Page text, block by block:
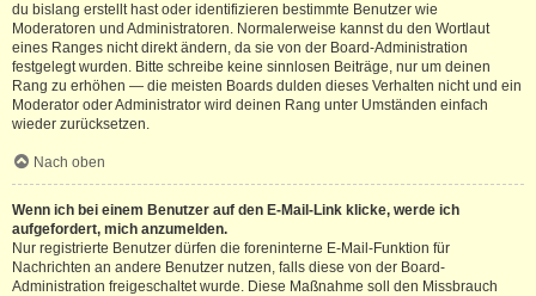
du bislang erstellt hast oder identifizieren bestimmte Benutzer wie
Moderatoren und Administratoren. Normalerweise kannst du den Wortlaut
eines Ranges nicht direkt ändern, da sie von der Board-Administration
festgelegt wurden. Bitte schreibe keine sinnlosen Beiträge, nur um deinen
Rang zu erhöhen — die meisten Boards dulden dieses Verhalten nicht und ein
Moderator oder Administrator wird deinen Rang unter Umständen einfach
wieder zurücksetzen.
Nach oben
Wenn ich bei einem Benutzer auf den E-Mail-Link klicke, werde ich
aufgefordert, mich anzumelden.
Nur registrierte Benutzer dürfen die foreninterne E-Mail-Funktion für
Nachrichten an andere Benutzer nutzen, falls diese von der Board-
Administration freigeschaltet wurde. Diese Maßnahme soll den Missbrauch